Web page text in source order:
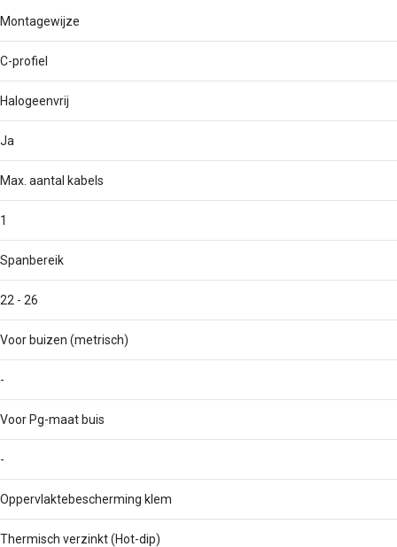
Montagewijze
C-profiel
Halogeenvrij
Ja
Max. aantal kabels
1
Spanbereik
22 - 26
Voor buizen (metrisch)
-
Voor Pg-maat buis
-
Oppervlaktebescherming klem
Thermisch verzinkt (Hot-dip)